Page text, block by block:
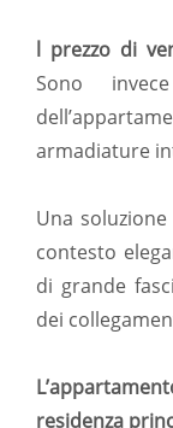
l prezzo di
Sono
armadiature
Una
contesto
di grande
dei
residenza